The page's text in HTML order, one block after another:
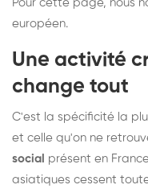
Pour cette page, nous
européen.
Une activité
change tout
C'est la spécificité la
et celle qu'on ne
social présent en
asiatiques cessent